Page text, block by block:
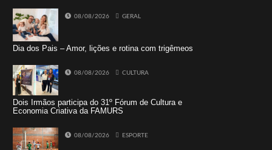
08/08/2026 GERAL
Dia dos Pais – Amor, lições e rotina com trigêmeos
08/08/2026 CULTURA
Dois Irmãos participa do 31º Fórum de Cultura e
Economia Criativa da FAMURS
08/08/2026 ESPORTE